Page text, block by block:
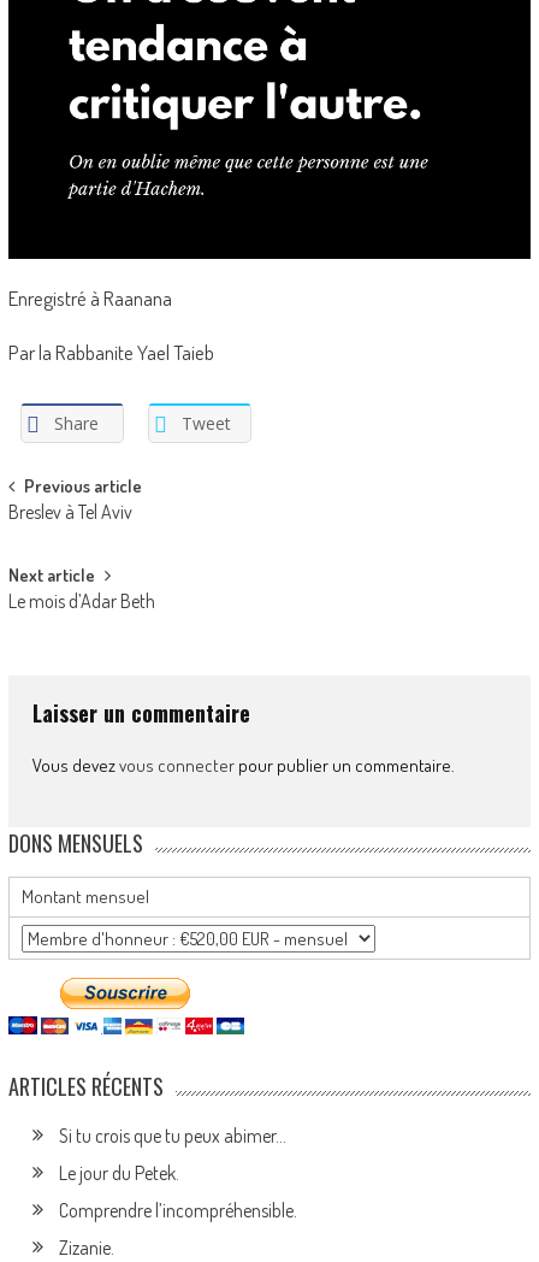
Enregistré à Raanana
Par la Rabbanite Yael Taieb
Share Tweet
Post
navigation
Previous article
Breslev à Tel Aviv
Next article
Le mois d’Adar Beth
Laisser un commentaire
Vous devezvous connecterpour publier un commentaire.
DONS MENSUELS
Montant mensuel
ARTICLES RÉCENTS
Si tu crois que tu peux abimer…
Le jour du Petek.
Comprendre l’incompréhensible.
Zizanie.